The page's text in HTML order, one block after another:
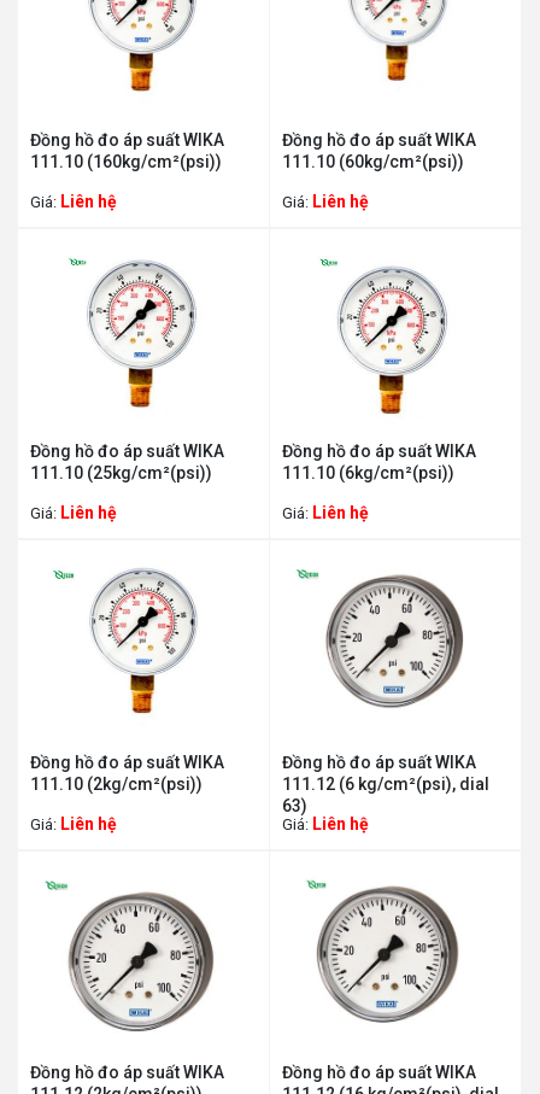
Đồng hồ đo áp suất WIKA
111.10 (160kg/cm²(psi))
Giá: Liên hệ
Đồng hồ đo áp suất WIKA
111.10 (60kg/cm²(psi))
Giá: Liên hệ
Đồng hồ đo áp suất WIKA
111.10 (25kg/cm²(psi))
Giá: Liên hệ
Đồng hồ đo áp suất WIKA
111.10 (6kg/cm²(psi))
Giá: Liên hệ
Đồng hồ đo áp suất WIKA
111.10 (2kg/cm²(psi))
Giá: Liên hệ
Đồng hồ đo áp suất WIKA
111.12 (6 kg/cm²(psi), dial
63)
Giá: Liên hệ
Đồng hồ đo áp suất WIKA
Đồng hồ đo áp suất WIKA